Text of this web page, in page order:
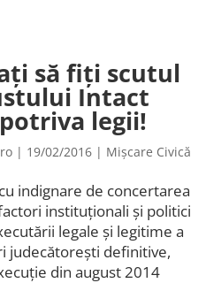
să fiţi scutul
Intact
legii!
| 19/02/2016| Mișcare Civică
indignare de concertarea
instituţionali şi politici
legale şi legitime a
judecătoreşti definitive,
din august 2014